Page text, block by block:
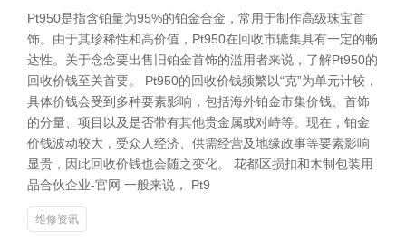
Pt950是指含铂量为95%的铂金合金，常用于制作高级珠宝首
饰。由于其珍稀性和高价值，Pt950在回收市辘集具有一定的畅
达性。关于念念要出售旧铂金首饰的滥用者来说，了解Pt950的
回收价钱至关首要。 Pt950的回收价钱频繁以“克”为单元计较，
具体价钱会受到多种要素影响，包括海外铂金市集价钱、首饰
的分量、项目以及是否带有其他贵金属或对峙等。现在，铂金
价钱波动较大，受众人经济、供需经营及地缘政事等要素影响
显贵，因此回收价钱也会随之变化。 花都区损扣和木制包装用
品合伙企业-官网 一般来说， Pt9
维修资讯